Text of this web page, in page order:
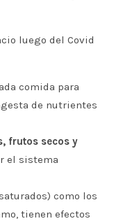
luego del Covid
comida para
de nutrientes
frutos secos y
el sistema
como los
tienen efectos